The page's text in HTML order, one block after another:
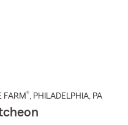
FARM®, PHILADELPHIA, PA